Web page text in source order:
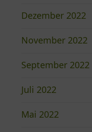
Dezember 2022
November 2022
September 2022
Juli 2022
Mai 2022